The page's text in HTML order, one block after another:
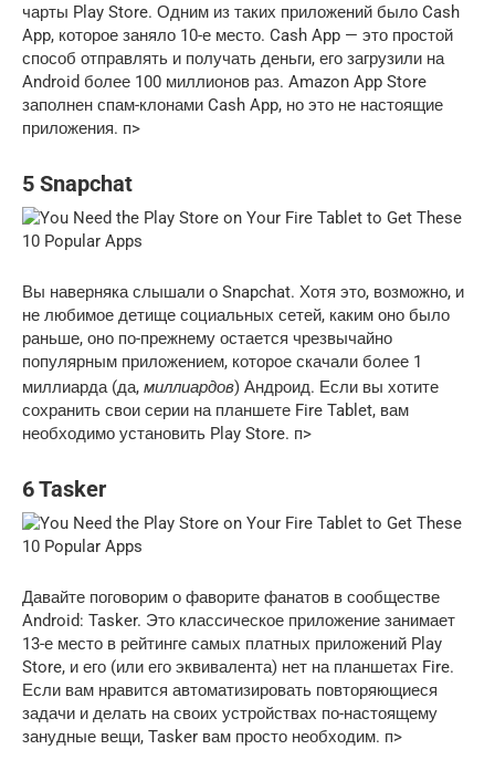
чарты Play Store. Одним из таких приложений было Cash
App, которое заняло 10-е место. Cash App — это простой
способ отправлять и получать деньги, его загрузили на
Android более 100 миллионов раз. Amazon App Store
заполнен спам-клонами Cash App, но это не настоящие
приложения. п>
5 Snapchat
Вы наверняка слышали о Snapchat. Хотя это, возможно, и
не любимое детище социальных сетей, каким оно было
раньше, оно по-прежнему остается чрезвычайно
популярным приложением, которое скачали более 1
миллиарда (да, миллиардов) Андроид. Если вы хотите
сохранить свои серии на планшете Fire Tablet, вам
необходимо установить Play Store. п>
6 Tasker
Давайте поговорим о фаворите фанатов в сообществе
Android: Tasker. Это классическое приложение занимает
13-е место в рейтинге самых платных приложений Play
Store, и его (или его эквивалента) нет на планшетах Fire.
Если вам нравится автоматизировать повторяющиеся
задачи и делать на своих устройствах по-настоящему
занудные вещи, Tasker вам просто необходим. п>